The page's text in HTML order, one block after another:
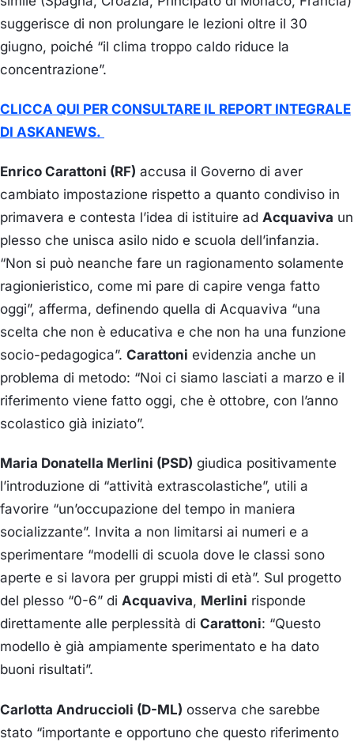
suggerisce di non prolungare le lezioni oltre il 30
giugno, poiché “il clima troppo caldo riduce la
concentrazione”.
CLICCA QUI PER CONSULTARE IL REPORT INTEGRALE
DI ASKANEWS.
Enrico Carattoni (RF) accusa il Governo di aver
cambiato impostazione rispetto a quanto condiviso in
primavera e contesta l’idea di istituire ad Acquaviva un
plesso che unisca asilo nido e scuola dell’infanzia.
“Non si può neanche fare un ragionamento solamente
ragionieristico, come mi pare di capire venga fatto
oggi”, afferma, definendo quella di Acquaviva “una
scelta che non è educativa e che non ha una funzione
socio-pedagogica”. Carattoni evidenzia anche un
problema di metodo: “Noi ci siamo lasciati a marzo e il
riferimento viene fatto oggi, che è ottobre, con l’anno
scolastico già iniziato”.
Maria Donatella Merlini (PSD) giudica positivamente
l’introduzione di “attività extrascolastiche”, utili a
favorire “un’occupazione del tempo in maniera
socializzante”. Invita a non limitarsi ai numeri e a
sperimentare “modelli di scuola dove le classi sono
aperte e si lavora per gruppi misti di età”. Sul progetto
del plesso “0-6” di Acquaviva, Merlini risponde
direttamente alle perplessità di Carattoni: “Questo
modello è già ampiamente sperimentato e ha dato
buoni risultati”.
Carlotta Andruccioli (D-ML) osserva che sarebbe
stato “importante e opportuno che questo riferimento